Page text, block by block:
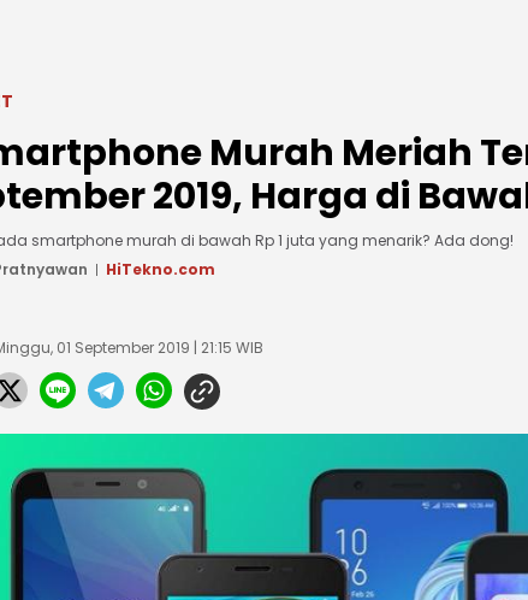
Murah Meriah
2019, Harga di
smartphone murah di bawah Rp 1 juta yang menarik? Ada dong!
HiTekno.com
01 September 2019 | 21:15 WIB